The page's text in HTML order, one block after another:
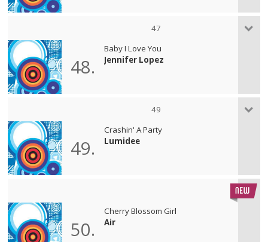
47
48.
Baby I Love You
Jennifer Lopez
49
49.
Crashin' A Party
Lumidee
50.
Cherry Blossom Girl
Air